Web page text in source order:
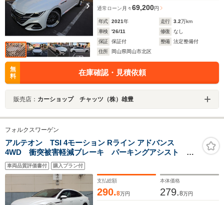
通常ローン 月々69,200円
年式 2021年 走行 3.2万km
車検
'26/11 修復
なし
保証
保証付 整備
法定整備付
住所
岡山県岡山市北区
無
料
在庫確認・見積依頼
販売店： カーショップ チャッツ（株）雄豊
フォルクスワーゲン
アルテオン TSI 4モーション Rライン アドバンス
4WD 衝突被害軽減ブレーキ パーキングアシスト 追
従クルーズコントロール サイドアシスト サンルー
フ 純正ナビTV 全方位カメラ ETC2.0 レザーシー
ト シートヒーター アイバッハスプリング HUD
車両品質評価書付 購入プラン付
支払総額
290.8万円
本体価格
279.8万円